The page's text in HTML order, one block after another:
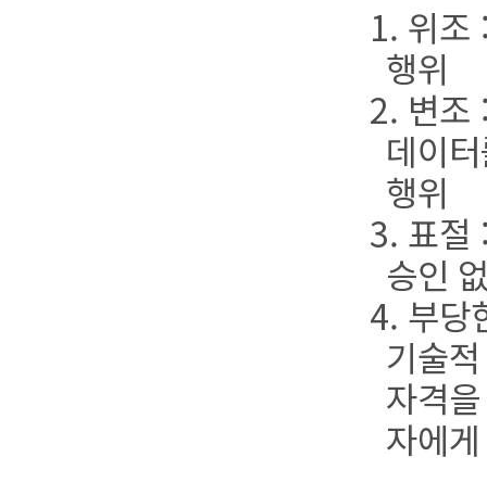
1. 위조
행위
2. 변조
데이
행위
3. 표절
승인
4. 부당
기술
자격
자에